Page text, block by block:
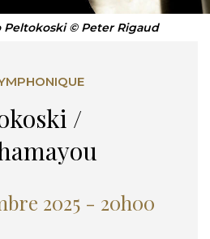
Peltokoski © Peter Rigaud
/
2025 - 20h00